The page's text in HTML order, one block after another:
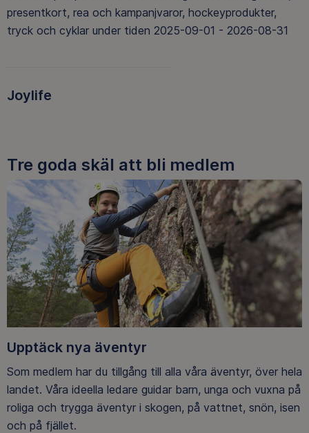
presentkort, rea och kampanjvaror, hockeyprodukter,
tryck och cyklar under tiden 2025-09-01 - 2026-08-31
Joylife
Tre goda skäl att bli medlem
Upptäck nya äventyr
Som medlem har du tillgång till alla våra äventyr, över hela
landet. Våra ideella ledare guidar barn, unga och vuxna på
roliga och trygga äventyr i skogen, på vattnet, snön, isen
och på fjället.